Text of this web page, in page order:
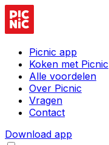
Picnic app
Koken met Picnic
Alle voordelen
Over Picnic
Vragen
Contact
Download app